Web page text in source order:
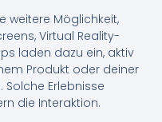
weitere Möglichkeit,
Virtual Reality-
laden dazu ein, aktiv
Produkt oder deiner
Erlebnisse
die Interaktion.